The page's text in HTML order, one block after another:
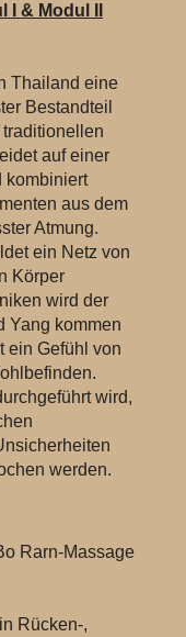
& Modul II
Thailand eine
Bestandteil
auf einer
kombiniert
aus dem
Atmung.
ein Netz von
Körper
wird der
Yang kommen
ein Gefühl von
wird,
werden.
Rarn-Massage
Rücken-,